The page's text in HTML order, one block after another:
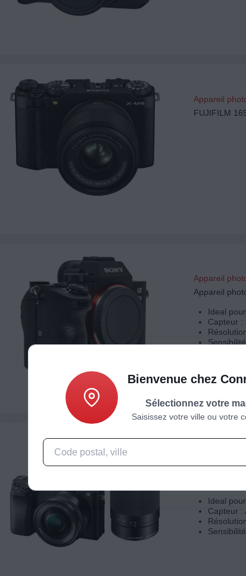
Appareil
FUJIFILM
Appareil
Appareil
Ideal
Capteur :
Appareil
Appareil
Ideal
Capteur :
Bienvenue chez
Sélectionnez votre
Saisissez votre ville ou votre